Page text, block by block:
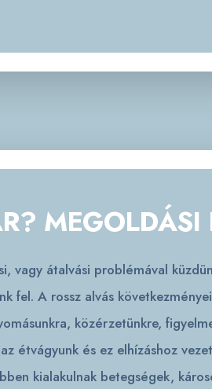
MEGOLDÁSI
vagy átalvási problémával
fel. A rossz alvás
közérzetünkre,
étvágyunk és ez elhízáshoz
kialakulnak betegségek,